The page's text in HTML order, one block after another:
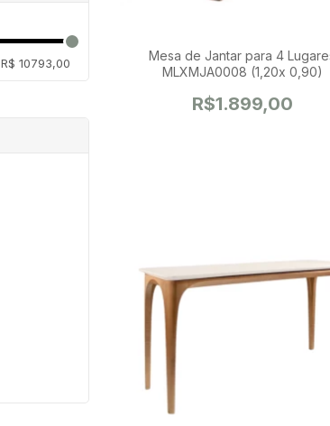
R$ 10793,00
Mesa de Jantar para 4 Lugares
MLXMJA0008 (1,20x 0,90)
R$1.899,00